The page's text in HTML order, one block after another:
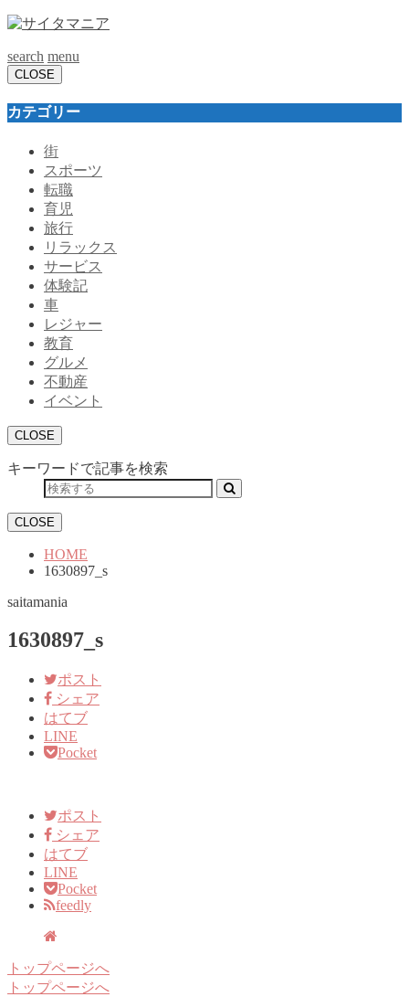
search menu
CLOSE
カテゴリー
街
スポーツ
転職
育児
旅行
リラックス
サービス
体験記
車
レジャー
教育
グルメ
不動産
イベント
CLOSE
キーワードで記事を検索
CLOSE
HOME
1630897_s
saitamania
1630897_s
ポスト
シェア
はてブ
LINE
Pocket
ポスト
シェア
はてブ
LINE
Pocket
feedly
トップページへ
トップページへ